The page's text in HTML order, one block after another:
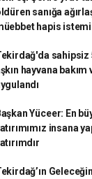
sanığa
hapis istemi
sahipsiz
hayvana bakım
Yüceer: En
insana